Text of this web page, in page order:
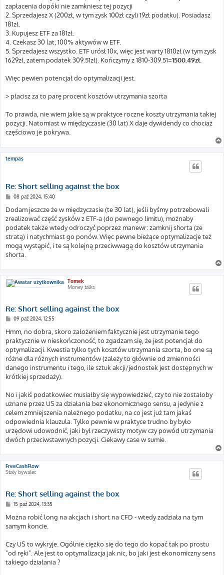
zapłacenia dopóki nie zamkniesz tej pozycji
2. Sprzedajesz X (200zł, w tym zysk 100zł czyli 19zł podatku). Posiadasz
181zł.
3. Kupujesz ETF za 181zł.
4. Czekasz 30 lat, 100% aktywów w ETF.
5. Sprzedajesz wszystko. ETF urósł 10x, więc jest warty 1810zł (w tym zysk
1629zł, zatem podatek 309.51zł). Kończymy z 1810-309.51=1500.49zł.
Więc pewien potencjał do optymalizacji jest.
> płacisz za to parę procent kosztów utrzymania szorta
To prawda, nie wiem jakie są w praktyce roczne koszty utrzymania takiej
pozycji. Natomiast w międzyczasie (30 lat) X daje dywidendy co chociaż
częściowo je pokrywa.
tempas
Re: Short selling against the box
P
s
t
08 paź 2024, 15:40
Dodam jeszcze że w międzyczasie (te 30 lat), jeśli byśmy potrzebowali
zrealizować część zysków z ETF-a (do pewnego limitu), możnaby
podatek także wtedy odroczyć poprzez manewr: zamknij shorta (ze
stratą) i natychmiast go ponów. Więc pewne bieżące optymalizacje też
mogą wystąpić, i te są kolejną przeciwwagą do kosztów utrzymania
shorta.
Tomek
Money talks
Re: Short selling against the box
P
s
t
09 paź 2024, 12:55
Hmm, no dobra, skoro założeniem faktycznie jest utrzymanie tego
praktycznie w nieskończoność, to zgadzam się, że jest potencjał do
optymalizacji. Kwestia tylko tych kosztów utrzymania szorta, bo one są
różne dla różnych instrumentów (zależy to głównie od zmienności
danego instrumentu i tego, ile sztuk akcji/jednostek jest dostępnych w
krótkiej sprzedaży).
No i jakiś podatkowiec musiałby się wypowiedzieć, czy to nie zostałoby
uznane przez US za działania bez ekonomicznego sensu, a jedynie z
celem zmniejszenia należnego podatku, na co jest już tam jakaś
odpowiednia klauzula. Tylko pewnie w praktyce trudno by było
urzędowi udowodnić, jaki był rzeczywisty motyw czy powód utrzymania
dwóch przeciwstawnych pozycji. Ciekawy case w sumie.
FreeCashFlow
Stały bywalec
Re: Short selling against the box
P
s
t
15 paź 2024, 13:35
Można robić long na akcjach i short na CFD - wtedy zadziała na tym
samym koncie.
Czy US to wykryje. Ogólnie ciężko się do tego do kopać tak po prostu
"od ręki". Ale jest to optymalizacja jak nic, bo jaki jest ekonomiczny sens
takiego działania ?